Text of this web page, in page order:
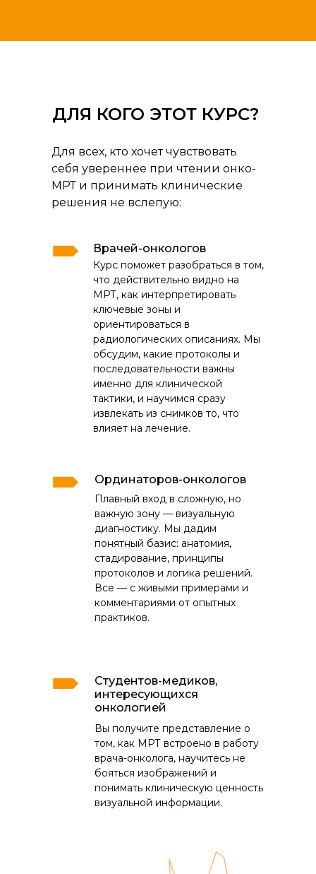
ДЛЯ КОГО ЭТОТ КУРС?
Врачей-онкологов
Курс поможет разобраться в том,
что действительно видно на
МРТ, как интерпретировать
ключевые зоны и
ориентироваться в
радиологических описаниях. Мы
обсудим, какие протоколы и
последовательности важны
именно для клинической
тактики, и научимся сразу
извлекать из снимков то, что
влияет на лечение.
Для всех, кто хочет чувствовать
себя увереннее при чтении онко-
МРТ и принимать клинические
решения не вслепую:
Ординаторов-онкологов
Плавный вход в сложную, но
важную зону — визуальную
диагностику. Мы дадим
понятный базис: анатомия,
стадирование, принципы
протоколов и логика решений.
Все — с живыми примерами и
комментариями от опытных
практиков.
Студентов-медиков,
интересующихся
онкологией
Вы получите представление о
том, как МРТ встроено в работу
врача-онколога, научитесь не
бояться изображений и
понимать клиническую ценность
визуальной информации.